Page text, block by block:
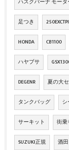
ハスクバーナ モー
足つき 250EXCTPI
HONDA CB1100
ハヤブサ
DEGENR 夏の大
タンクバッグ
サーキット 街乗
SUZUKI正規 酒田